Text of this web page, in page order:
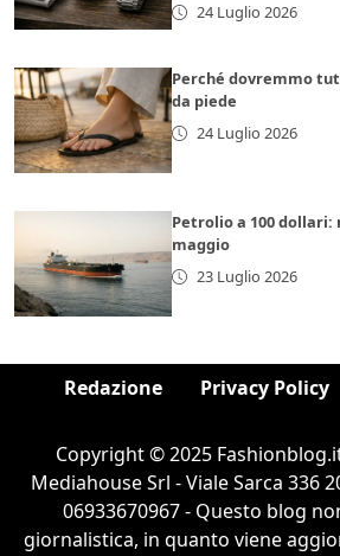
24 Luglio 2026
Perché dovremmo
da piede
24 Luglio 2026
Petrolio a 100 dollari:
maggio
23 Luglio 2026
Redazione Privacy Policy
Copyright © 2025
Mediahouse Srl - Viale Sarca 336
06933670967 - Questo blog
giornalistica, in quanto viene